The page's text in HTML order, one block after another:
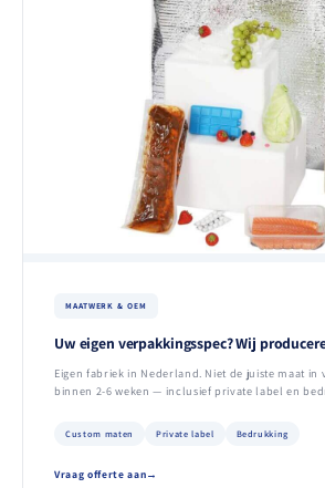
MAATWERK & OEM
Uw eigen verpakkingsspec? Wij
Eigen fabriek in Nederland. Niet de juiste maat in
binnen 2-6 weken — inclusief private label en
Custom maten Private label Bedrukking
Vraag offerte aan